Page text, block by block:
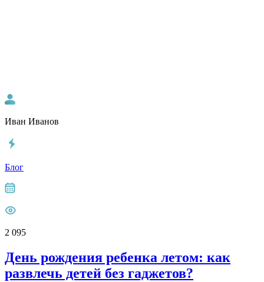
Иван Иванов
Блог
2 095
День рождения ребенка летом: как
развлечь детей без гаджетов?